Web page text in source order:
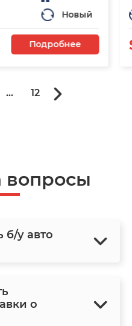
Новый
Подробнее
... 12
вопросы
б/у авто
о